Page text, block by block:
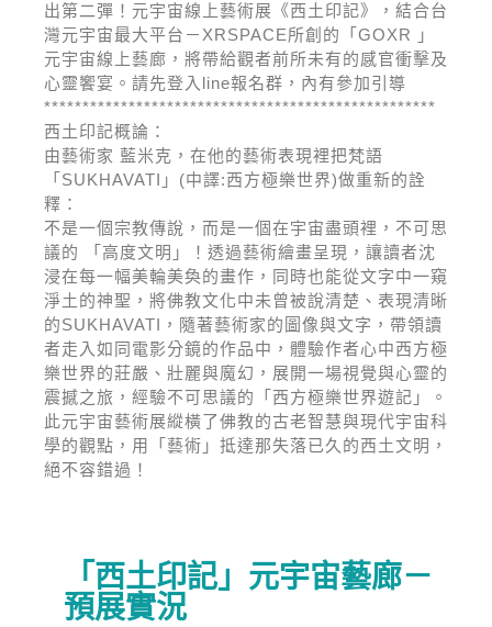
出第二彈！元宇宙線上藝術展《西土印記》，結合台
灣元宇宙最大平台－XRSPACE所創的「GOXR 」
元宇宙線上藝廊，將帶給觀者前所未有的感官衝擊及
心靈饗宴。請先登入line報名群，內有參加引導
***************************************************
西土印記概論：
由藝術家 藍米克，在他的藝術表現裡把梵語
「SUKHAVATI」(中譯:西方極樂世界)做重新的詮
釋：
不是一個宗教傳說，而是一個在宇宙盡頭裡，不可思
議的 「高度文明」！透過藝術繪畫呈現，讓讀者沈
浸在每一幅美輪美奐的畫作，同時也能從文字中一窺
淨土的神聖，將佛教文化中未曾被說清楚、表現清晰
的SUKHAVATI，隨著藝術家的圖像與文字，帶領讀
者走入如同電影分鏡的作品中，體驗作者心中西方極
樂世界的莊嚴、壯麗與魔幻，展開一場視覺與心靈的
震撼之旅，經驗不可思議的「西方極樂世界遊記」。
此元宇宙藝術展縱橫了佛教的古老智慧與現代宇宙科
學的觀點，用「藝術」抵達那失落已久的西土文明，
絕不容錯過！
「西土印記」元宇宙藝廊－
預展實況